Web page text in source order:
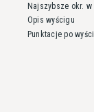
Najszybsze okr. w
Opis wyścigu
Punktacje po